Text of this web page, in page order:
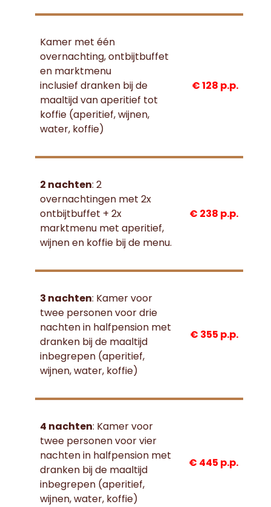
Kamer met één
overnachting, ontbijtbuffet
en marktmenu
inclusief dranken bij de
maaltijd van aperitief tot
koffie (aperitief, wijnen,
water, koffie)
€ 128 p.p.
2 nachten: 2
overnachtingen met 2x
ontbijtbuffet + 2x
marktmenu met aperitief,
wijnen en koffie bij de menu.
€ 238 p.p.
3 nachten: Kamer voor
twee personen voor drie
nachten in halfpension met
dranken bij de maaltijd
inbegrepen (aperitief,
wijnen, water, koffie)
€ 355 p.p.
4 nachten: Kamer voor
twee personen voor vier
nachten in halfpension met
dranken bij de maaltijd
inbegrepen (aperitief,
wijnen, water, koffie)
€ 445 p.p.